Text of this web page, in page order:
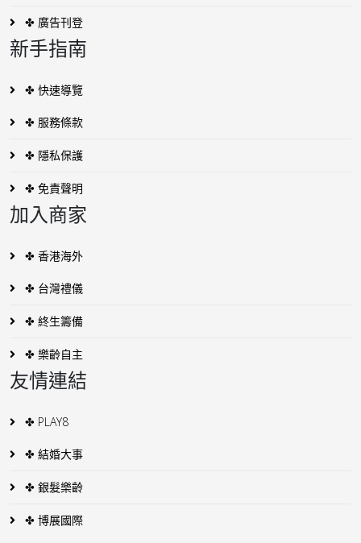
✤ 廣告刊登
新手指南
✤ 快速導覽
✤ 服務條款
✤ 隱私保護
✤ 免責聲明
加入商家
✤ 香港海外
✤ 台灣禮儀
✤ 終生籌備
✤ 樂齡自主
友情連結
✤ PLAY8
✤ 結婚大事
✤ 銀髮樂齡
✤ 博展國際